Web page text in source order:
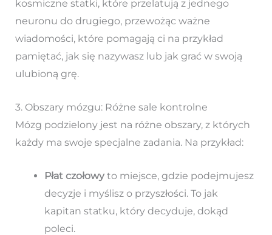
kosmiczne statki, które przelatują z jednego
neuronu do drugiego, przewożąc ważne
wiadomości, które pomagają ci na przykład
pamiętać, jak się nazywasz lub jak grać w swoją
ulubioną grę.
3. Obszary mózgu: Różne sale kontrolne
Mózg podzielony jest na różne obszary, z których
każdy ma swoje specjalne zadania. Na przykład:
Płat czołowyto miejsce, gdzie podejmujesz
decyzje i myślisz o przyszłości. To jak
kapitan statku, który decyduje, dokąd
poleci.